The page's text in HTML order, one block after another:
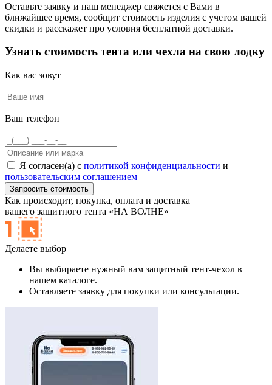
Оставьте заявку и наш менеджер свяжется с Вами в
ближайшее время, сообщит стоимость изделия с учетом вашей
скидки и расскажет про условия бесплатной доставки.
Узнать стоимость тента или чехла на свою лодку
Как вас зовут
Ваш телефон
Я согласен(а) с политикой конфиденциальности и
пользовательским соглашением
Как происходит, покупка, оплата и доставка
вашего защитного тента «НА ВОЛНЕ»
Делаете выбор
Вы выбираете нужный вам защитный тент-чехол в
нашем каталоге.
Оставляете заявку для покупки или консультации.